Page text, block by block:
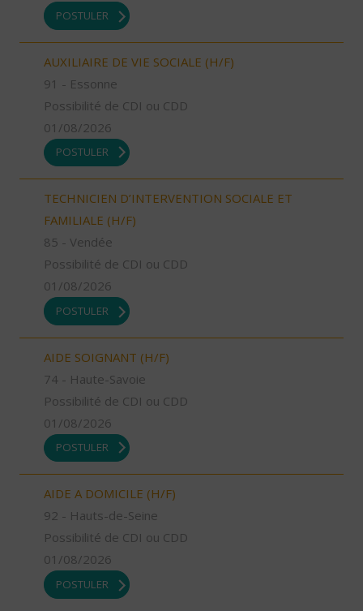
POSTULER
AUXILIAIRE DE VIE SOCIALE (H/F)
91 - Essonne
Possibilité de CDI ou CDD
01/08/2026
POSTULER
TECHNICIEN D’INTERVENTION SOCIALE ET
FAMILIALE (H/F)
85 - Vendée
Possibilité de CDI ou CDD
01/08/2026
POSTULER
AIDE SOIGNANT (H/F)
74 - Haute-Savoie
Possibilité de CDI ou CDD
01/08/2026
POSTULER
AIDE A DOMICILE (H/F)
92 - Hauts-de-Seine
Possibilité de CDI ou CDD
01/08/2026
POSTULER